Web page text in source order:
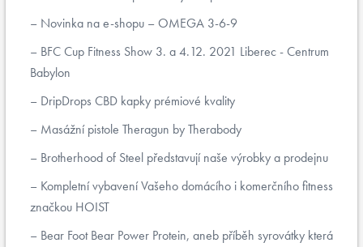
Novinka na e-shopu – OMEGA 3-6-9
BFC Cup Fitness Show 3. a 4.12. 2021 Liberec - Centrum
Babylon
DripDrops CBD kapky prémiové kvality
Masážní pistole Theragun by Therabody
Brotherhood of Steel představují naše výrobky a prodejnu
Kompletní vybavení Vašeho domácího i komerčního fitness
značkou HOIST
Bear Foot Bear Power Protein, aneb příběh syrovátky která